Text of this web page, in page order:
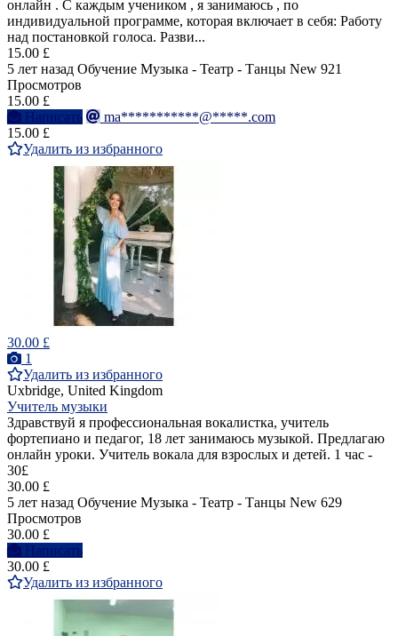
онлайн . С каждым учеником , я занимаюсь , по
индивидуальной программе, которая включает в себя: Работу
над постановкой голоса. Разви...
15.00 £
5 лет назад Обучение Музыка - Театр - Танцы New 921
Просмотров
15.00 £
Написать
ma***********@*****.com
15.00 £
Удалить из избранного
30.00 £
1
Удалить из избранного
Uxbridge, United Kingdom
Учитель музыки
Здравствуй я профессиональная вокалистка, учитель
фортепиано и педагог, 18 лет занимаюсь музыкой. Предлагаю
онлайн уроки. Учитель вокала для взрослых и детей. 1 час -
30£
30.00 £
5 лет назад Обучение Музыка - Театр - Танцы New 629
Просмотров
30.00 £
Написать
30.00 £
Удалить из избранного